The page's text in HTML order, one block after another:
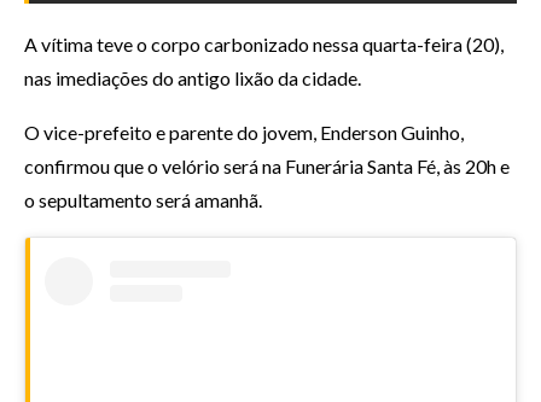
A vítima teve o corpo carbonizado nessa quarta-feira (20),
nas imediações do antigo lixão da cidade.
O vice-prefeito e parente do jovem, Enderson Guinho,
confirmou que o velório será na Funerária Santa Fé, às 20h e
o sepultamento será amanhã.